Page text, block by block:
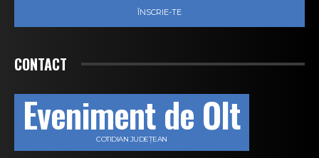
ÎNSCRIE-TE
CONTACT
Eveniment de Olt
COTIDIAN JUDEȚEAN